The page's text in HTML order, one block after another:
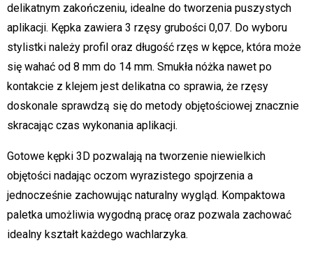
delikatnym zakończeniu, idealne do tworzenia puszystych
aplikacji. Kępka zawiera 3 rzęsy grubości 0,07. Do wyboru
stylistki należy profil oraz długość rzęs w kępce, która może
się wahać od 8 mm do 14 mm. Smukła nóżka nawet po
kontakcie z klejem jest delikatna co sprawia, że rzęsy
doskonale sprawdzą się do metody objętościowej znacznie
skracając czas wykonania aplikacji.
Gotowe kępki 3D pozwalają na tworzenie niewielkich
objętości nadając oczom wyrazistego spojrzenia a
jednocześnie zachowując naturalny wygląd. Kompaktowa
paletka umożliwia wygodną pracę oraz pozwala zachować
idealny kształt każdego wachlarzyka.